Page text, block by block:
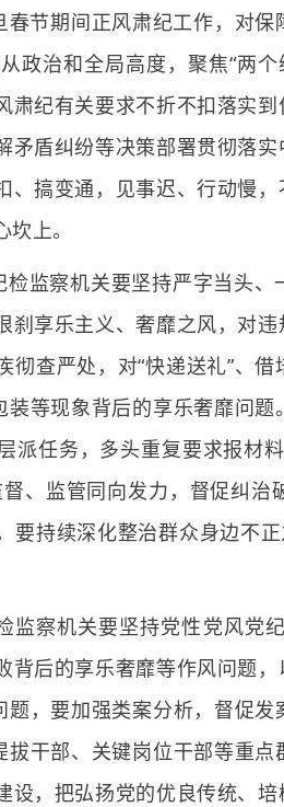
春节期间正风肃纪工作，对
政治和全局高度，聚焦“两
肃纪有关要求不折不扣落实
矛盾纠纷等决策部署贯彻落
、搞变通，见事迟、行动慢
上。
检监察机关要坚持严字当头
刹享乐主义、奢靡之风，对
彻查严处，对“快递送礼”、
装等现象背后的享乐奢靡问
派任务，多头重复要求报材
、监管同向发力，督促纠
要持续深化整治群众身边不
监察机关要坚持党性党风党
后的享乐奢靡等作风问题
题，要加强类案分析，督促
拔干部、关键岗位干部等重
设，把弘扬党的优良传统、